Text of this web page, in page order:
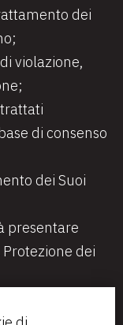
dei
violazione,
di consenso
dei Suoi
presentare
dei